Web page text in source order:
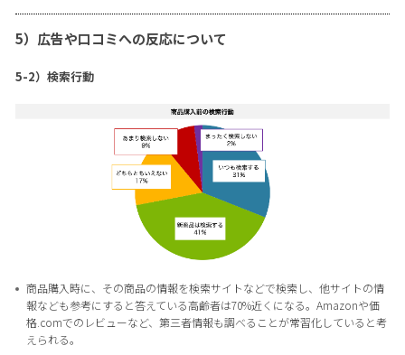
5）広告や口コミへの反応について
5-2）検索行動
商品購入時に、その商品の情報を検索サイトなどで検索し、他サイトの情
報なども参考にすると答えている高齢者は70%近くになる。Amazonや価
格.comでのレビューなど、第三者情報も調べることが常習化していると考
えられる。